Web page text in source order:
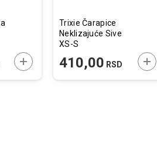
DODAJTE U KORPU
Trixie Čarapice
Neklizajuće Sive
XS-S
410,00 RSD